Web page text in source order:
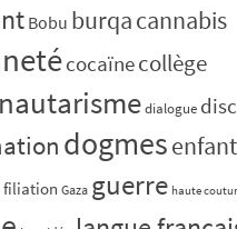
Bobu burqacannabis
cocaïnecollège
dialogue
dogmesenfant
filiation Gaza guerre haute